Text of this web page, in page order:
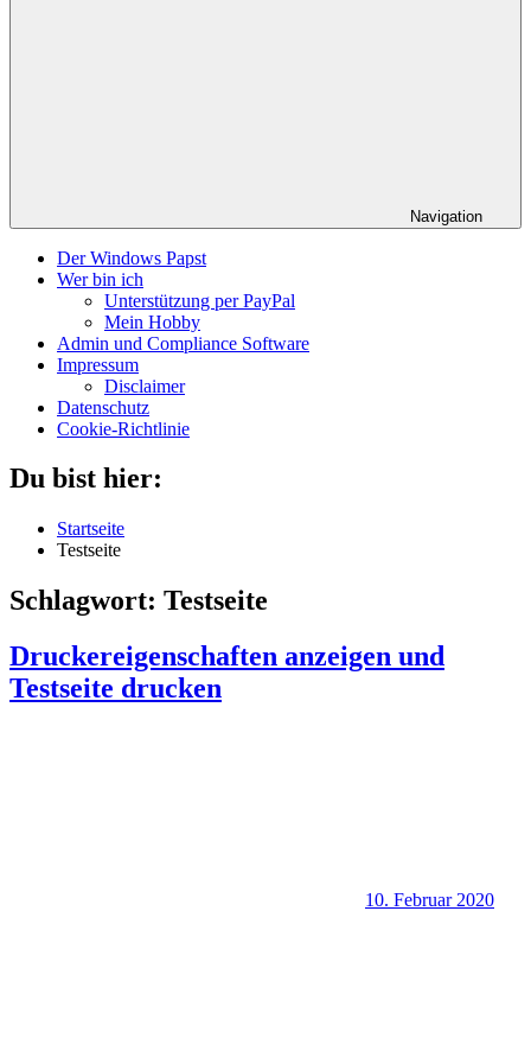
Navigation
Der Windows Papst
Wer bin ich
Unterstützung per PayPal
Mein Hobby
Admin und Compliance Software
Impressum
Disclaimer
Datenschutz
Cookie-Richtlinie
Du bist hier:
Startseite
Testseite
Schlagwort: Testseite
Druckereigenschaften anzeigen und
Testseite drucken
10. Februar 2020